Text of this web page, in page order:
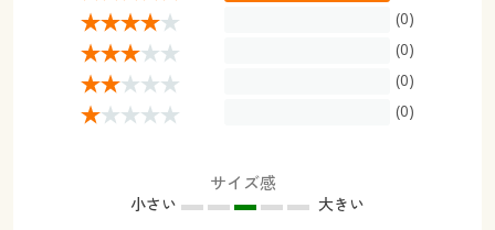
(0)
(0)
(0)
(0)
サイズ感
小さい 大きい